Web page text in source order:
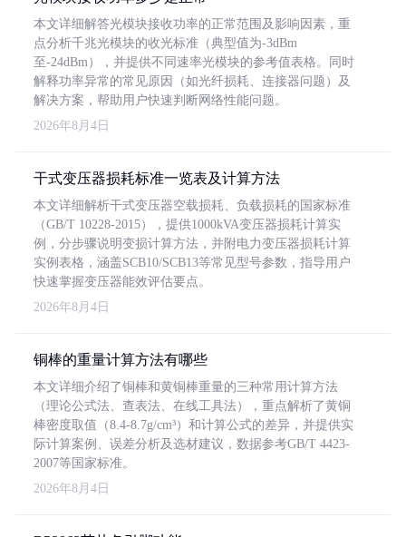
本文详细解答光模块接收功率的正常范围及影响因素，重
点分析千兆光模块的收光标准（典型值为-3dBm
至-24dBm），并提供不同速率光模块的参考值表格。同时
解释功率异常的常见原因（如光纤损耗、连接器问题）及
解决方案，帮助用户快速判断网络性能问题。
2026年8月4日
干式变压器损耗标准一览表及计算方法
本文详细解析干式变压器空载损耗、负载损耗的国家标准
（GB/T 10228-2015），提供1000kVA变压器损耗计算实
例，分步骤说明变损计算方法，并附电力变压器损耗计算
实例表格，涵盖SCB10/SCB13等常见型号参数，指导用户
快速掌握变压器能效评估要点。
2026年8月4日
铜棒的重量计算方法有哪些
本文详细介绍了铜棒和黄铜棒重量的三种常用计算方法
（理论公式法、查表法、在线工具法），重点解析了黄铜
棒密度取值（8.4-8.7g/cm³）和计算公式的差异，并提供实
际计算案例、误差分析及选材建议，数据参考GB/T 4423-
2007等国家标准。
2026年8月4日